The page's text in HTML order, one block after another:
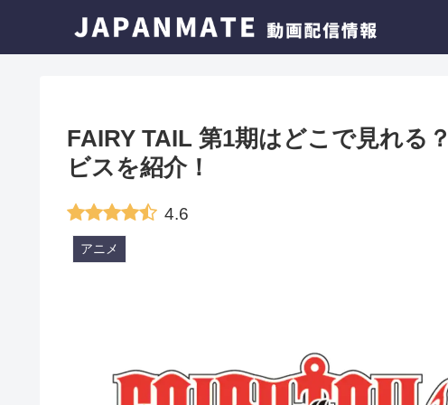
FAIRY TAIL 第1期はどこで見れる
ビスを紹介！
4.6
アニメ